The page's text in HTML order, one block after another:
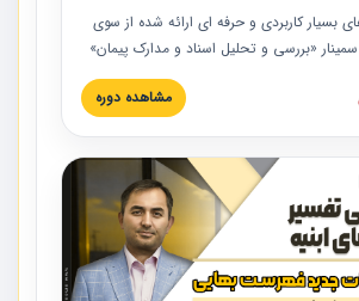
بسیار کاربردی و حرفه‏ ای ارائه شده از سوی
سمینار «بررسی و تحلیل اسناد و مدارک پیمان»
صنعتی شریف ارائه شد. در این آموزش
به اسناد و مدارک پیمان، اولویت بندی اسناد
تجربیات عملی در این خصوص ارائه شده است.
مشاهده دوره